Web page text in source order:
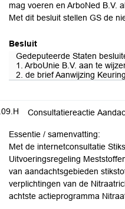
mag voeren en ArboNed B.V.
Met dit besluit stellen GS de
Besluit
Gedeputeerde Staten
1. ArboUnie B.V. aan te
2. de brief Aanwijzing
Consultatiereactie
Essentie / samenvatting:
Met de internetconsultatie
Uitvoeringsregeling
van aandachtsgebieden
verplichtingen van de
achtste actieprogramma